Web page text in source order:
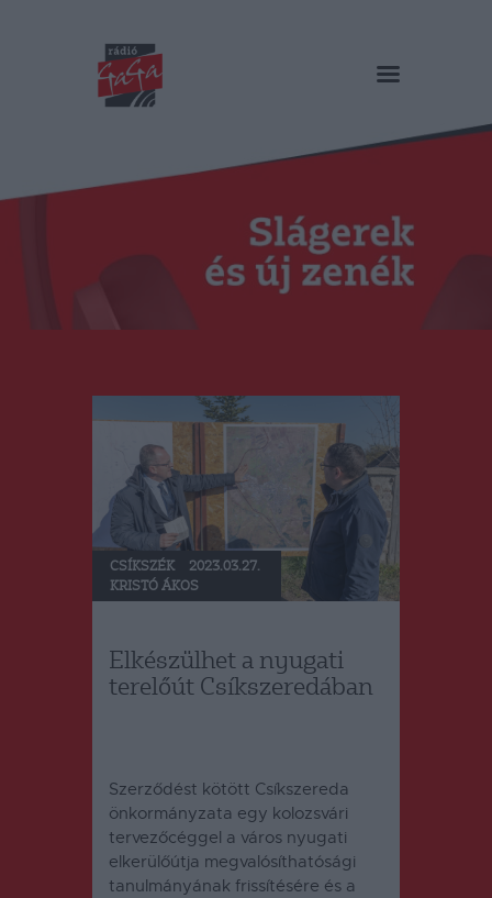
RÁDIÓ GAGA
Műsorok
Duma Duba
Podcast és videók
Stáb
CSÍKSZÉK
2023.03.27.
KRISTÓ ÁKOS
Elkészülhet a nyugati
terelőút Csíkszeredában
Szerződést kötött Csíkszereda
önkormányzata egy kolozsvári
tervezőcéggel a város nyugati
elkerülőútja megvalósíthatósági
tanulmányának frissítésére és a